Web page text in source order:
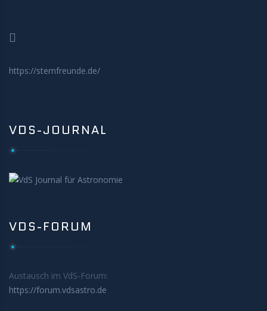
https://sternfreunde.de/
VDS-JOURNAL
VDS-FORUM
Austausch im VdS-Forum:
https://forum.vdsastro.de